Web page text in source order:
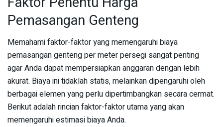
Pemasangan Genteng
Memahami faktor-faktor yang memengaruhi biaya
pemasangan genteng per meter persegi sangat penting
agar Anda dapat mempersiapkan anggaran dengan lebih
akurat. Biaya ini tidaklah statis, melainkan dipengaruhi oleh
berbagai elemen yang perlu dipertimbangkan secara cermat.
Berikut adalah rincian faktor-faktor utama yang akan
memengaruhi estimasi biaya Anda.